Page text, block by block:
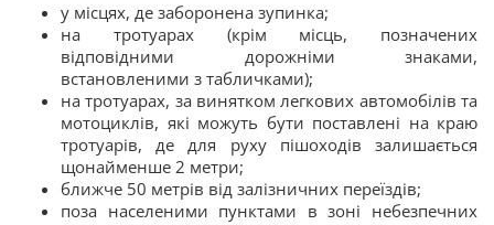
у місцях, де заборонена зупинка;
на тротуарах (крім місць, позначених
відповідними дорожніми знаками,
встановленими з табличками);
на тротуарах, за винятком легкових автомобілів та
мотоциклів, які можуть бути поставлені на краю
тротуарів, де для руху пішоходів залишається
щонайменше 2 метри;
ближче 50 метрів від залізничних переїздів;
поза населеними пунктами в зоні небезпечних